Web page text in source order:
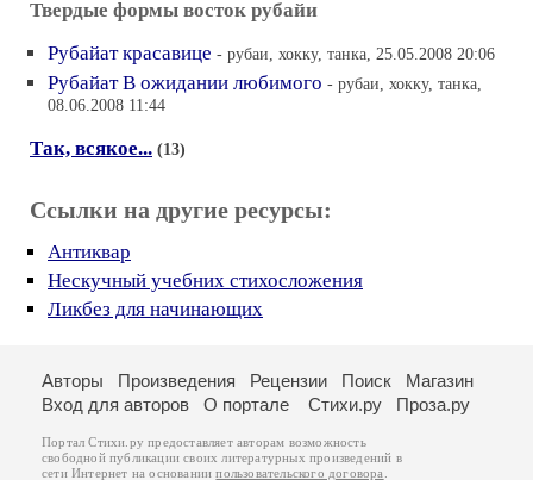
Твердые формы восток рубайи
Рубайат красавице - рубаи, хокку, танка, 25.05.2008 20:06
Рубайат В ожидании любимого - рубаи, хокку, танка,
08.06.2008 11:44
Так, всякое... (13)
Ссылки на другие ресурсы:
Антиквар
Нескучный учебних стихосложения
Ликбез для начинающих
Авторы Произведения Рецензии Поиск
Магазин
Вход для авторов
О портале Стихи.ру Проза.ру
Портал Стихи.ру предоставляет авторам возможность
свободной публикации своих литературных произведений в
сети Интернет на основаниипользовательского договора